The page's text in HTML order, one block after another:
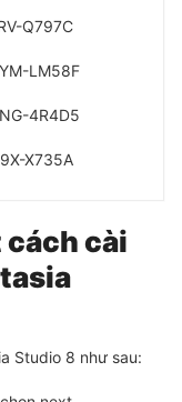
Q797C
LM58F
4R4D5
X735A
cài
Studio 8 như sau: